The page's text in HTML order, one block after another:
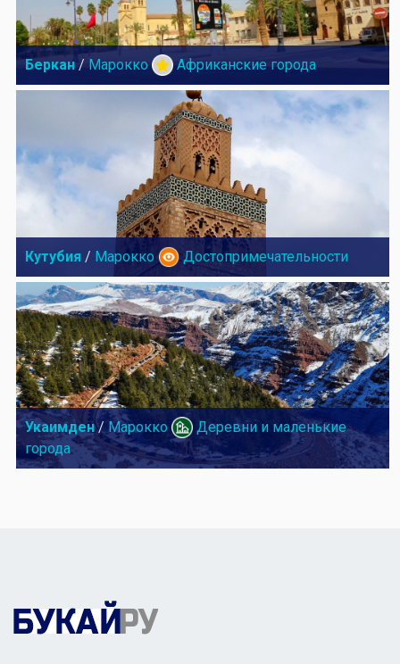
Беркан / Марокко Африканские города
Кутубия / Марокко Достопримечательности
Укаимден/ Марокко
Деревни и маленькие
города